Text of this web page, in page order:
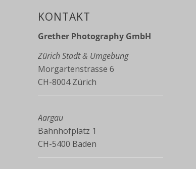
KONTAKT
Grether Photography GmbH
Zürich Stadt & Umgebung
Morgartenstrasse 6
CH-8004 Zürich
Aargau
Bahnhofplatz 1
CH-5400 Baden